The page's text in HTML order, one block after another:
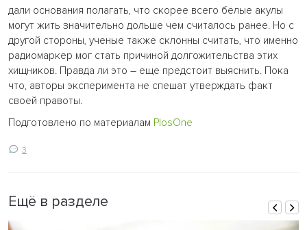
дали основания полагать, что скорее всего белые акулы
могут жить значительно дольше чем считалось ранее. Но с
другой стороны, ученые также склонны считать, что именно
радиомаркер мог стать причиной долгожительства этих
хищников. Правда ли это – еще предстоит выяснить. Пока
что, авторы эксперимента не спешат утверждать факт
своей правоты.
Подготовлено по материалам PlosOne
3
Ещё в разделе